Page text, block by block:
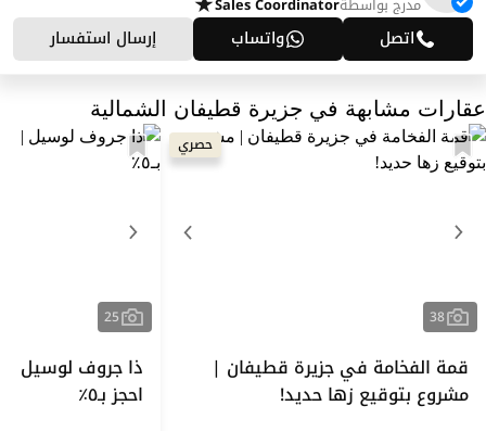
مدرج بواسطةSales Coordinator
اتصل واتساب إرسال استفسار
عقارات مشابهة في جزيرة قطيفان الشمالية
حصري
38
قمة الفخامة في جزيرة قطيفان |
مشروع بتوقيع زها حديد!
25
ذا جروف لوسيل
احجز بـ٥٪